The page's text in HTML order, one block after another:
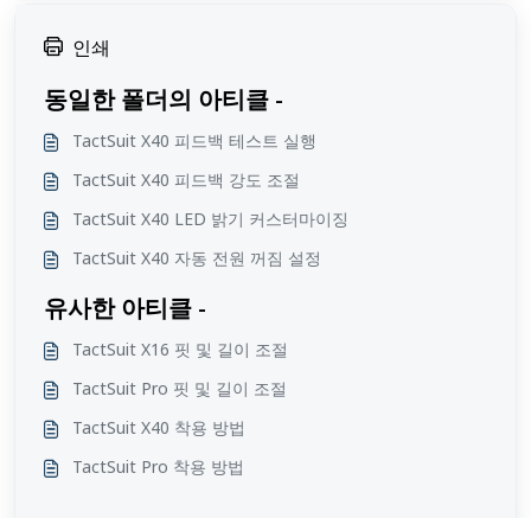
인쇄
동일한 폴더의 아티클 -
TactSuit X40 피드백 테스트 실행
TactSuit X40 피드백 강도 조절
TactSuit X40 LED 밝기 커스터마이징
TactSuit X40 자동 전원 꺼짐 설정
유사한 아티클 -
TactSuit X16 핏 및 길이 조절
TactSuit Pro 핏 및 길이 조절
TactSuit X40 착용 방법
TactSuit Pro 착용 방법